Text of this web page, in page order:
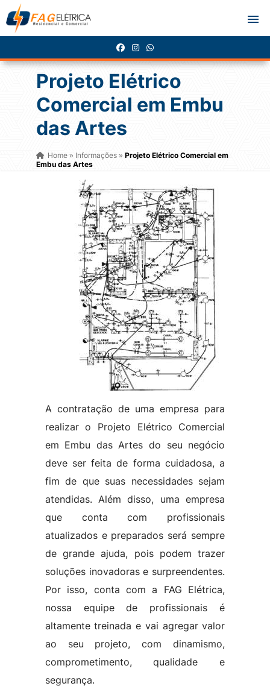
Projeto Elétrico
Comercial em Embu
das Artes
Home» Informações » Projeto Elétrico Comercial em
Embu das Artes
A contratação de uma empresa para
realizar o Projeto Elétrico Comercial
em Embu das Artes do seu negócio
deve ser feita de forma cuidadosa, a
fim de que suas necessidades sejam
atendidas. Além disso, uma empresa
que conta com profissionais
atualizados e preparados será sempre
de grande ajuda, pois podem trazer
soluções inovadoras e surpreendentes.
Por isso, conta com a FAG Elétrica,
nossa equipe de profissionais é
altamente treinada e vai agregar valor
ao seu projeto, com dinamismo,
comprometimento, qualidade e
segurança.